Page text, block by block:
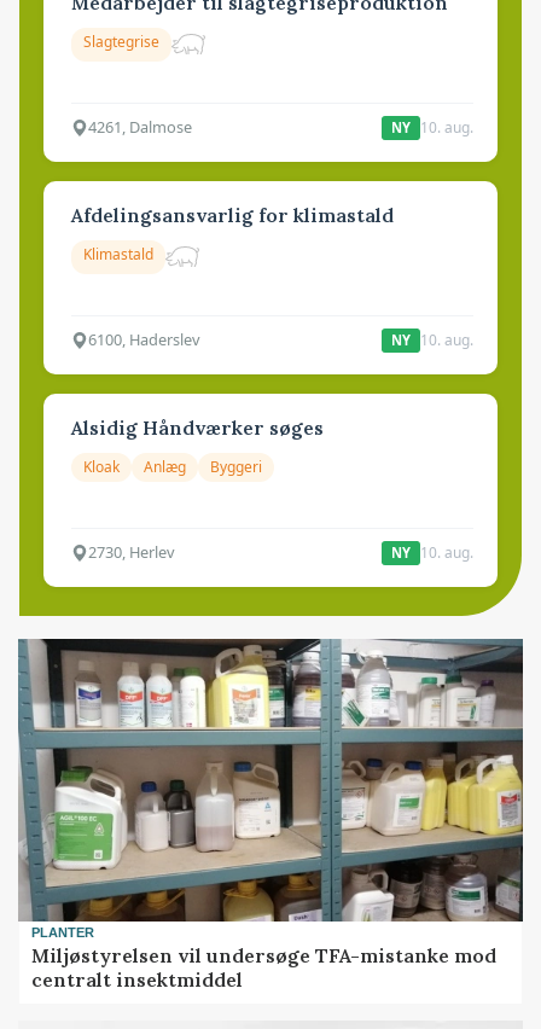
Slagtegrise
4261, Dalmose NY 10. aug.
Afdelingsansvarlig for klimastald
Klimastald
6100, Haderslev NY 10. aug.
Alsidig Håndværker søges
Kloak Anlæg Byggeri
2730, Herlev NY 10. aug.
PLANTER
Miljøstyrelsen vil undersøge TFA-mistanke mod
centralt insektmiddel